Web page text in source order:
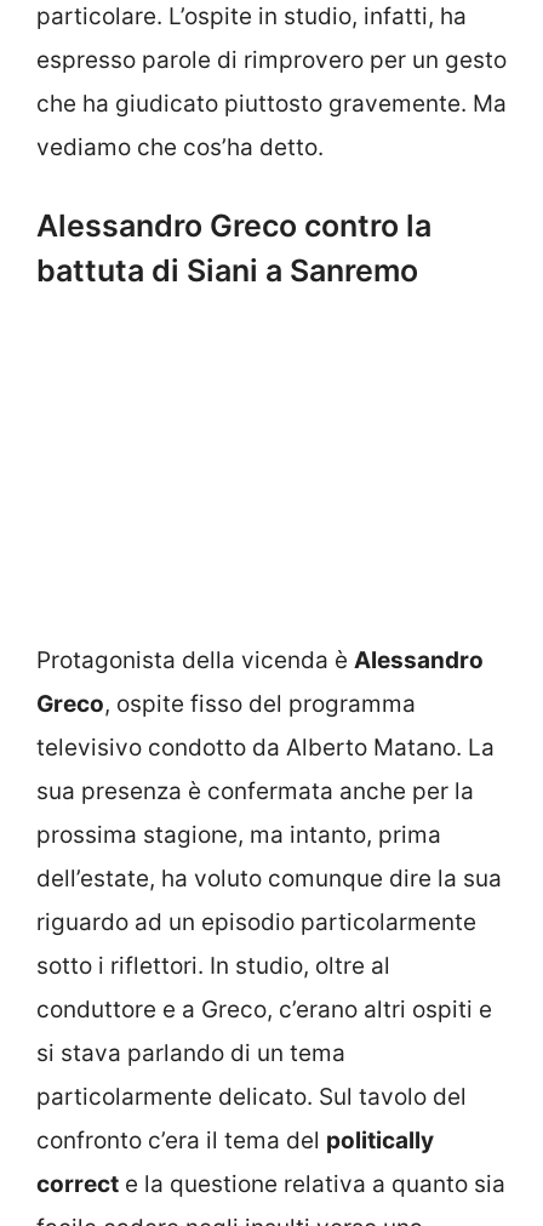
particolare. L’ospite in studio, infatti, ha
espresso parole di rimprovero per un gesto
che ha giudicato piuttosto gravemente. Ma
vediamo che cos’ha detto.
Alessandro Greco contro la
battuta di Siani a Sanremo
Protagonista della vicenda è Alessandro
Greco, ospite fisso del programma
televisivo condotto da Alberto Matano. La
sua presenza è confermata anche per la
prossima stagione, ma intanto, prima
dell’estate, ha voluto comunque dire la sua
riguardo ad un episodio particolarmente
sotto i riflettori. In studio, oltre al
conduttore e a Greco, c’erano altri ospiti e
si stava parlando di un tema
particolarmente delicato. Sul tavolo del
confronto c’era il tema del politically
correct e la questione relativa a quanto sia